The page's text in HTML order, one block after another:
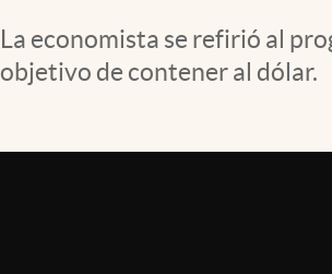
El Cronista Studio
Mediakit
La economista se refirió al
objetivo de contener al dólar.